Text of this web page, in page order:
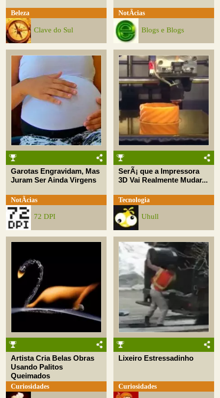
Beleza
Clave do Sul
NotÃ­cias
Blogs e Blogs
Garotas Engravidam, Mas
Juram Ser Ainda Virgens
NotÃ­cias
72 DPI
SerÃ¡ que a Impressora
3D Vai Realmente Mudar...
Tecnologia
Uhull
Artista Cria Belas Obras
Usando Palitos
Queimados
Curiosidades
Lixeiro Estressadinho
Curiosidades